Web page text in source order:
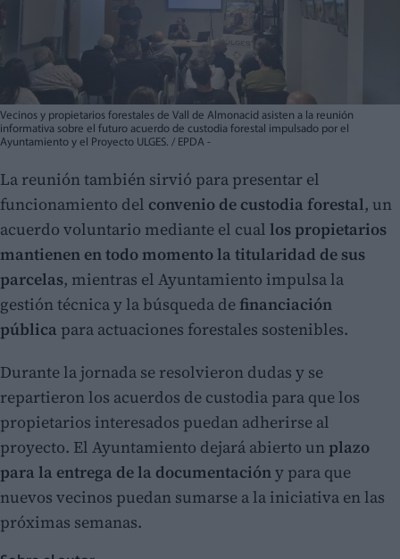
Vecinos y propietarios forestales de Vall de Almonacid asisten a la reunión
informativa sobre el futuro acuerdo de custodia forestal impulsado por el
Ayuntamiento y el Proyecto ULGES. / EPDA -
La reunión también sirvió para presentar el
funcionamiento del convenio de custodia forestal, un
acuerdo voluntario mediante el cual los propietarios
mantienen en todo momento la titularidad de sus
parcelas, mientras el Ayuntamiento impulsa la
gestión técnica y la búsqueda de financiación
pública para actuaciones forestales sostenibles.
Durante la jornada se resolvieron dudas y se
repartieron los acuerdos de custodia para que los
propietarios interesados puedan adherirse al
proyecto. El Ayuntamiento dejará abierto unplazo
para la entrega de la documentacióny para que
nuevos vecinos puedan sumarse a la iniciativa en las
próximas semanas.